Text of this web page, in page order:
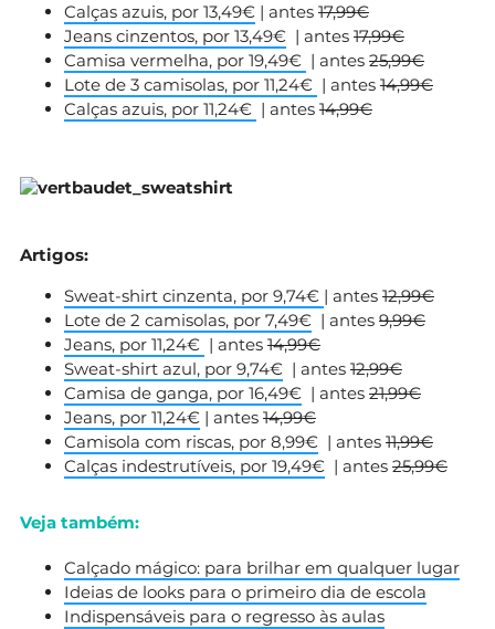
Calças azuis, por 13,49€ | antes 17,99€
Jeans cinzentos, por 13,49€ | antes 17,99€
Camisa vermelha, por 19,49€ | antes 25,99€
Lote de 3 camisolas, por 11,24€ | antes 14,99€
Calças azuis, por 11,24€ | antes 14,99€
Artigos:
Sweat-shirt cinzenta, por 9,74€ | antes 12,99€
Lote de 2 camisolas, por 7,49€ | antes 9,99€
Jeans, por 11,24€ | antes 14,99€
Sweat-shirt azul, por 9,74€ | antes 12,99€
Camisa de ganga, por 16,49€ | antes 21,99€
Jeans, por 11,24€ | antes 14,99€
Camisola com riscas, por 8,99€ | antes 11,99€
Calças indestrutíveis, por 19,49€ | antes 25,99€
Veja também:
Calçado mágico: para brilhar em qualquer lugar
Ideias de looks para o primeiro dia de escola
Indispensáveis para o regresso às aulas